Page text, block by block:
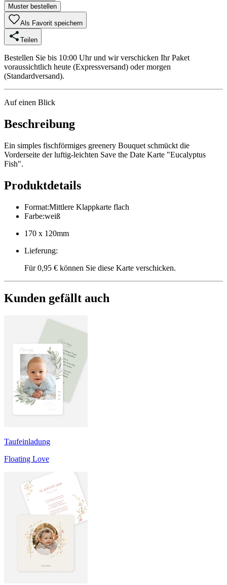
Muster bestellen
Als Favorit speichern
Teilen
Bestellen Sie bis 10:00 Uhr und wir verschicken Ihr Paket
voraussichtlich heute (Expressversand) oder morgen
(Standardversand).
Auf einen Blick
Beschreibung
Ein simples fischförmiges greenery Bouquet schmückt die
Vorderseite der luftig-leichten Save the Date Karte "Eucalyptus
Fish".
Produktdetails
Format:Mittlere Klappkarte flach
Farbe:weiß
170 x 120mm
Lieferung:
Für 0,95 € können Sie diese Karte verschicken.
Kunden gefällt auch
Taufeinladung
Floating Love